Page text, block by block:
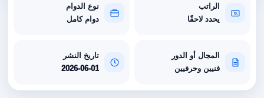
الراتب
يحدد لاحقًا
نوع الدوام
دوام كامل
المجال أو الدور
فنيين وحرفيين
تاريخ النشر
2026-06-01